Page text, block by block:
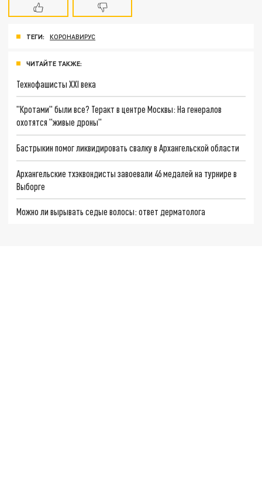
ТЕГИ: КОРОНАВИРУС
ЧИТАЙТЕ ТАКЖЕ:
Технофашисты XXI века
"Кротами" были все? Теракт в центре Москвы: На генералов
охотятся "живые дроны"
Бастрыкин помог ликвидировать свалку в Архангельской области
Архангельские тхэквондисты завоевали 46 медалей на турнире в
Выборге
Можно ли вырывать седые волосы: ответ дерматолога